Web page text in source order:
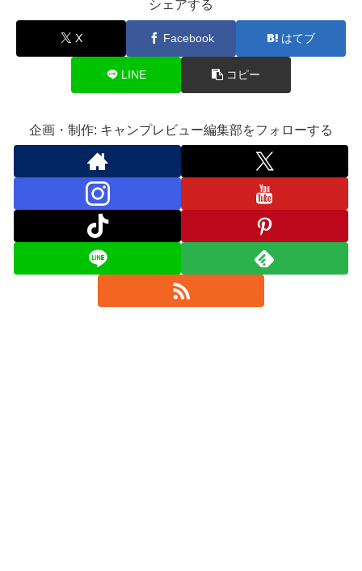
シェアする
X Facebook はてブ
LINE コピー
企画・制作: キャンプレビュー編集部をフォローする